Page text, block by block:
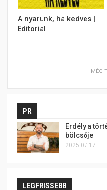
A nyarunk, ha kedves |
Editorial
MÉG
PR
Erdély a
bölcsője
2025.07.17.
LEGFRISSEBB